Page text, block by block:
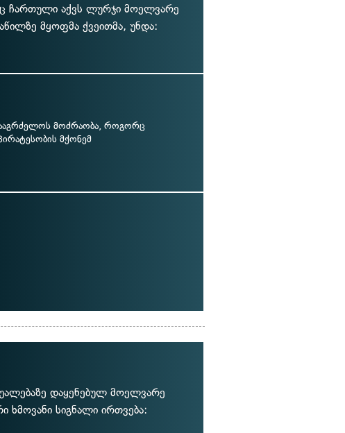
ჩართული აქვს ლურჯი მოელვარე
მყოფმა ქვეითმა, უნდა:
მოძრაობა, როგორც
მქონემ
დაყენებულ მოელვარე
ხმოვანი სიგნალი ირთვება: